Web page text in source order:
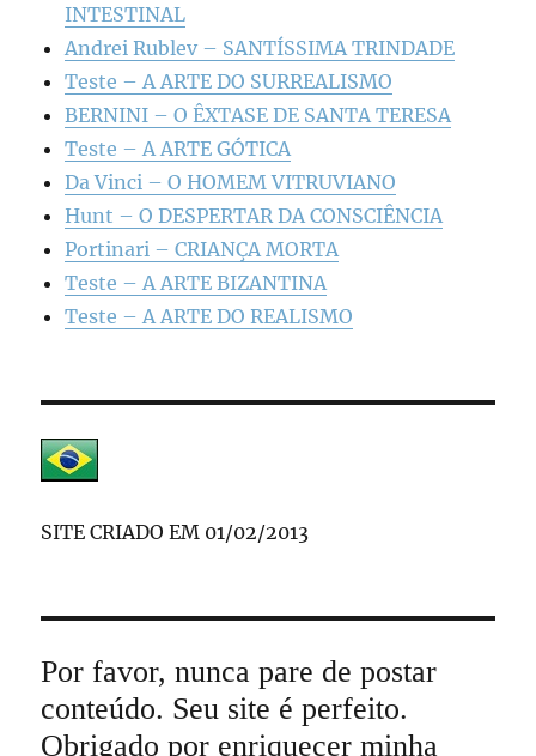
INTESTINAL
Andrei Rublev – SANTÍSSIMA TRINDADE
Teste – A ARTE DO SURREALISMO
BERNINI – O ÊXTASE DE SANTA TERESA
Teste – A ARTE GÓTICA
Da Vinci – O HOMEM VITRUVIANO
Hunt – O DESPERTAR DA CONSCIÊNCIA
Portinari – CRIANÇA MORTA
Teste – A ARTE BIZANTINA
Teste – A ARTE DO REALISMO
SITE CRIADO EM 01/02/2013
Por favor, nunca pare de postar
conteúdo. Seu site é perfeito.
Obrigado por enriquecer minha